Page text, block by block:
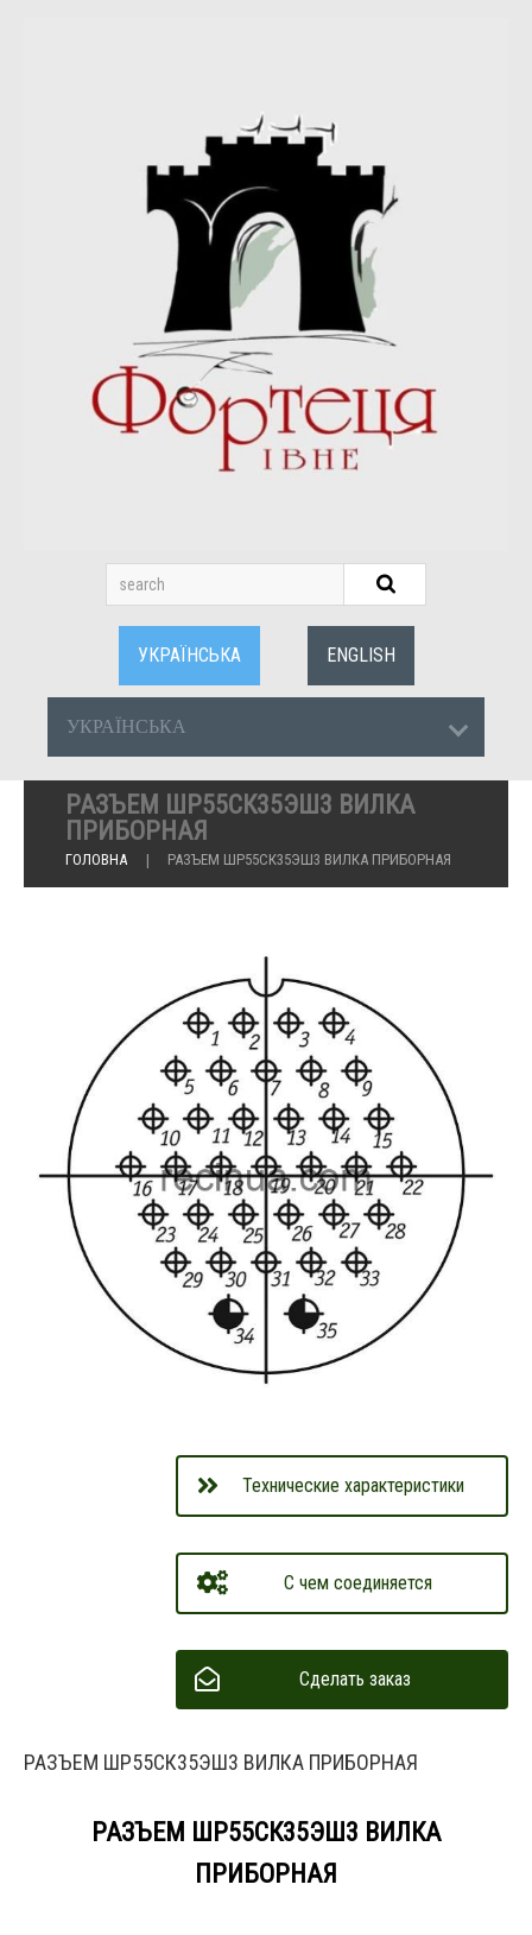
УКРАЇНСЬКА ENGLISH
УКРАЇНСЬКА
РАЗЪЕМ ШР55СК35ЭШ3 ВИЛКА
ПРИБОРНАЯ
ГОЛОВНА РАЗЪЕМ ШР55СК35ЭШ3 ВИЛКА ПРИБОРНАЯ
Технические характеристики
С чем соединяется
Сделать заказ
РАЗЪЕМ ШР55СК35ЭШ3 ВИЛКА ПРИБОРНАЯ
РАЗЪЕМ ШР55СК35ЭШ3 ВИЛКА
ПРИБОРНАЯ